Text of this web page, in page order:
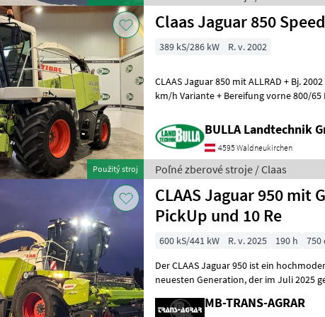
Použitý stroj
Claas Jaguar 850
389 kS/286 kW R. v. 2002
CLAAS Jaguar 850 mit ALLRAD + Bj. 2002 + 4555 Trommelstunden + 40
km/h Variante + Bereifung vorne 800/65
BULLA Landtechnik
4595 Waldneukirchen
Poľné zberové stroje / Claas
CLAAS Jaguar 950 mit
PickUp und 10 Re
600 kS/441 kW R. v. 2025 190 h
750
Der CLAAS Jaguar 950 ist ein
neuesten Generation, der im Juli 2025 gebaut wurde und bisher nur
MB-TRANS-AGRAR